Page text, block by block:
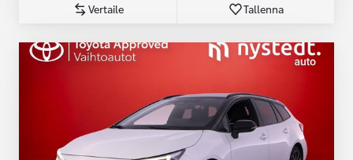
Vertaile Tallenna